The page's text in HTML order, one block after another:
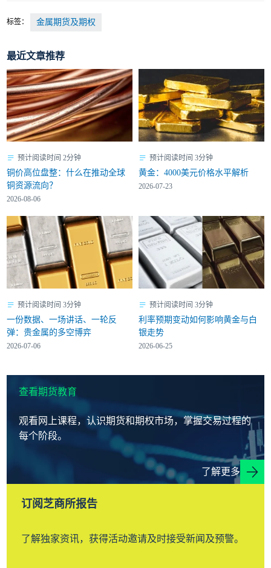
标签： 金属期货及期权
最近文章推荐
预计阅读时间 2分钟
铜价高位盘整：什么在推动全球
铜资源流向？
2026-08-06
预计阅读时间 3分钟
黄金：4000美元价格水平解析
2026-07-23
预计阅读时间 3分钟
一份数据、一场讲话、一轮反
弹：贵金属的多空博弈
2026-07-06
预计阅读时间 3分钟
利率预期变动如何影响黄金与白
银走势
2026-06-25
查看期货教育
观看网上课程，认识期货和期权市场，掌握交易过程的
每个阶段。
了解更多
订阅芝商所报告
了解独家资讯，获得活动邀请及时接受新闻及预警。